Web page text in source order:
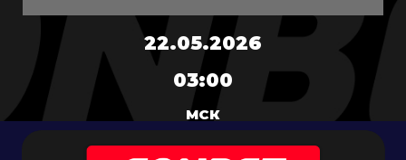
22.05.2026
03:00
МСК